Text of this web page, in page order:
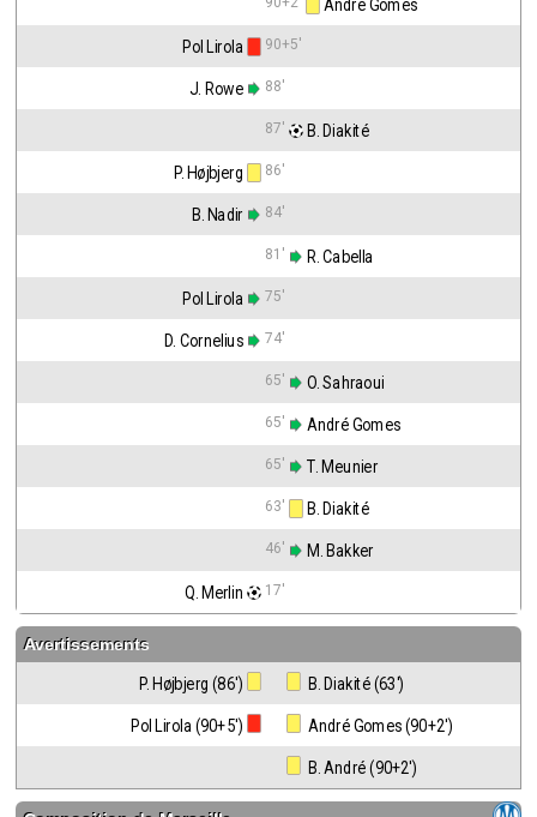
André Gomes
Pol Lirola 90+5'
J. Rowe 88'
87' B. Diakité
P. Højbjerg 86'
B. Nadir 84'
81' R. Cabella
Pol Lirola 75'
D. Cornelius 74'
65' O. Sahraoui
65' André Gomes
65' T. Meunier
63' B. Diakité
46' M. Bakker
Q. Merlin 17'
Avertissements
P. Højbjerg (86') B. Diakité (63')
Pol Lirola (90+5') André Gomes (90+2')
B. André (90+2')